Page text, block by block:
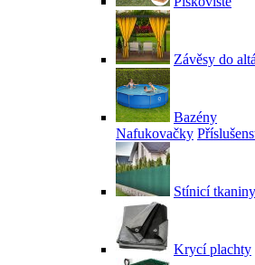
Závěsy do
Bazény
Nafukovačky
Stínicí tkaniny
Krycí plachty